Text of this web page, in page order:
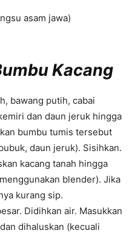
asam jawa)
Kacang
bawang putih, cabai
dan daun jeruk hingga
bumbu tumis tersebut
daun jeruk). Sisihkan.
kacang tanah hingga
blender). Jika
kurang sip.
Didihkan air. Masukkan
dihaluskan (kecuali